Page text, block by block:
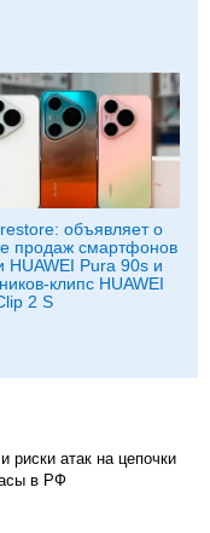
объявляет о
продаж смартфонов
HUAWEI Pura 90s и
клипс HUAWEI
2 S
риски атак на цепочки
в РФ